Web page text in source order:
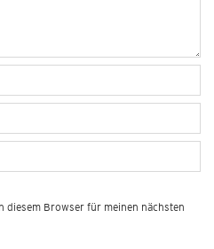
diesem Browser für meinen nächsten